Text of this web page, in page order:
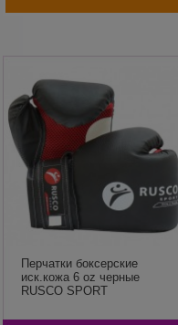
Перчатки боксерские
иск.кожа 6 oz черные
RUSCO SPORT